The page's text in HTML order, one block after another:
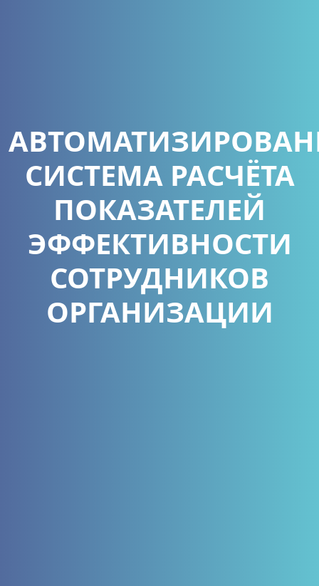
СИСТЕМА РАСЧЁТА
ПОКАЗАТЕЛЕЙ
ЭФФЕКТИВНОСТИ
СОТРУДНИКОВ
ОРГАНИЗАЦИИ